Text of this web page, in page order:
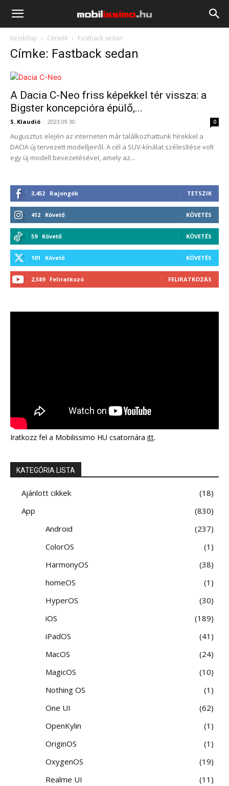
Mobilissimo.hu
Kezdőlap Címkék Fastback sedan
Címke: Fastback sedan
A Dacia C-Neo friss képekkel tér vissza: a
Bigster koncepcióra épülő,...
S. Klaudió - 2023.09.30. 0
Augusztus elején az interneten már találkozhattunk hírekkel a
DACIA új tervezett modelljeiről. A cél a SUV-kínálat szélesítése volt
egy új modell bevezetésével, amely az...
3,452 Rajongók TETSZIK
412 Követő KÖVETÉS
59 Követő KÖVETÉS
101 Követő KÖVETÉS
2,589 Feliratkozó FELIRATKOZÁS
Iratkozz fel a Mobilissimo HU csatornára itt.
KATEGÓRIA LISTA
Ajánlott cikkek
18
App
830
Android
237
ColorOS
1
HarmonyOS
38
homeOS
1
HyperOS
30
iOS
189
iPadOS
41
MacOS
24
MagicOS
10
Nothing OS
1
One UI
62
OpenKylin
1
OriginOS
1
OxygenOS
19
Realme UI
11